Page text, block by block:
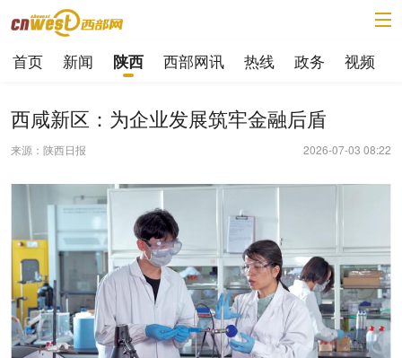
首页 新闻 陕西 西部网讯 热线 政务 视频
西咸新区：为企业发展筑牢金融后盾
来源：陕西日报 2026-07-03 08:22